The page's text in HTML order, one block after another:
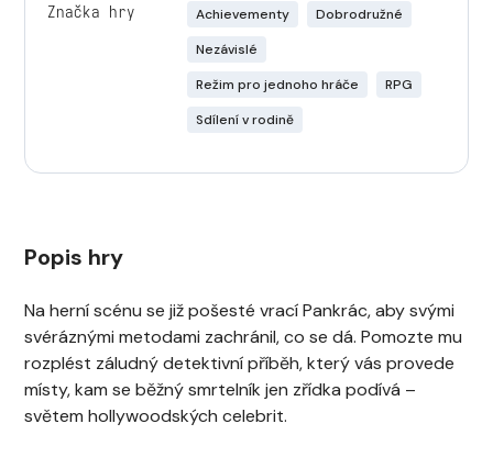
Značka hry Achievementy
Dobrodružné
Nezávislé
Režim pro jednoho hráče
RPG
Sdílení v rodině
Popis hry
Na herní scénu se již pošesté vrací Pankrác, aby svými
svéráznými metodami zachránil, co se dá. Pomozte mu
rozplést záludný detektivní příběh, který vás provede
místy, kam se běžný smrtelník jen zřídka podívá –
světem hollywoodských celebrit.